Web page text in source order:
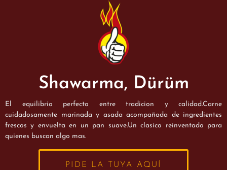
Shawarma, Dürüm
El equilibrio perfecto entre tradicion y calidad.Carne
cuidadosamente marinada y asada acompañada de ingredientes
frescos y envuelta en un pan suave.Un clasico reinventado para
quienes buscan algo mas.
PIDE LA TUYA AQUÍ